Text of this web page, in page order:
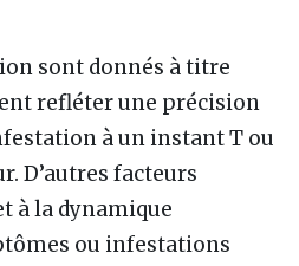
sont donnés à titre
refléter une précision
à un instant T ou
D’autres facteurs
à la dynamique
ou infestations